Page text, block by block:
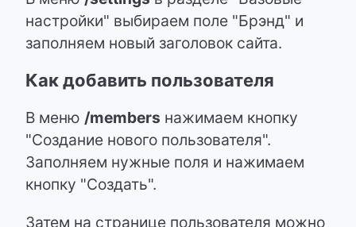
настройки" выбираем поле "Брэнд" и
заполняем новый заголовок сайта.
Как добавить пользователя
В меню /members нажимаем кнопку
"Создание нового пользователя".
Заполняем нужные поля и нажимаем
кнопку "Создать".
Затем на странице пользователя можно